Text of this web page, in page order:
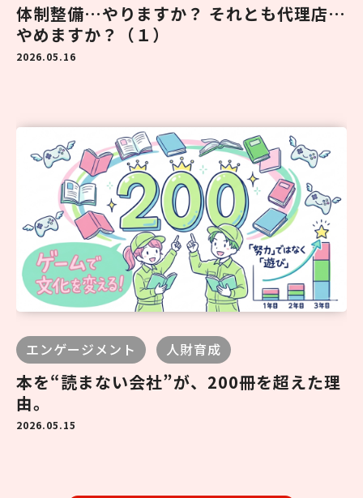
体制整備…やりますか？ それとも代理店…
やめますか？（１）
2026.05.16
エンゲージメント 人財育成
本を“読まない会社”が、200冊を超えた理
由。
2026.05.15